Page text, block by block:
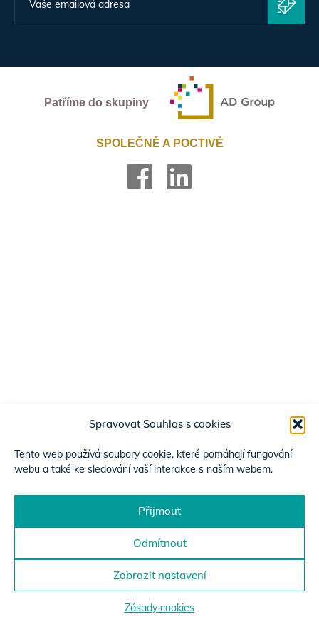
Spravovat Souhlas s cookies
Tento web používá soubory cookie, které pomáhají fungování
webu a také ke sledování vaší interakce s naším webem.
Přijmout
Odmítnout
Zobrazit nastavení
Zásady cookies
Patříme do skupiny
SPOLEČNĚ A POCTIVĚ